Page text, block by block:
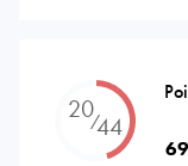
20⁄44